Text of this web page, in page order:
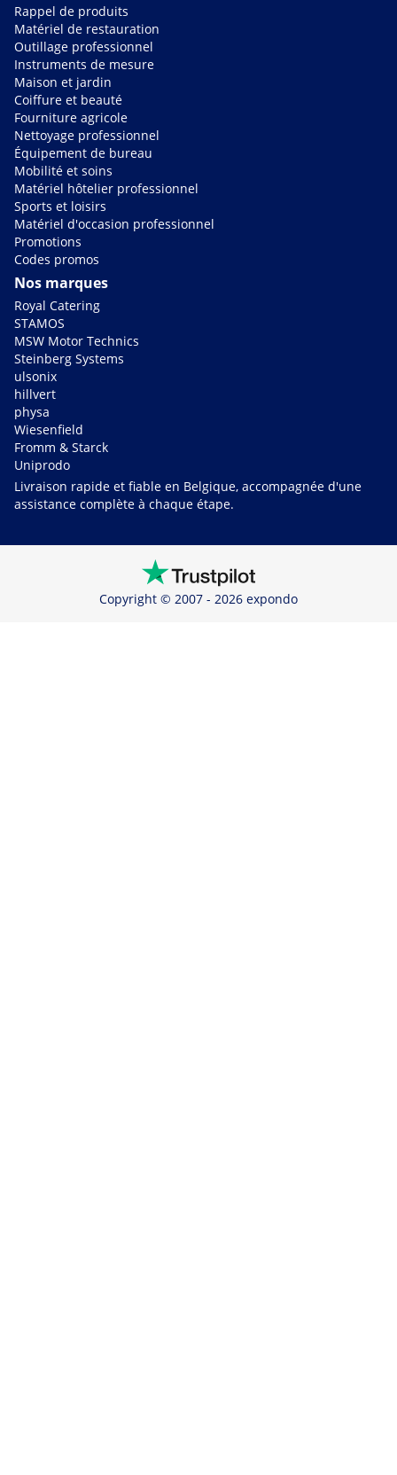
Rappel de produits
Matériel de restauration
Outillage professionnel
Instruments de mesure
Maison et jardin
Coiffure et beauté
Fourniture agricole
Nettoyage professionnel
Équipement de bureau
Mobilité et soins
Matériel hôtelier professionnel
Sports et loisirs
Matériel d'occasion professionnel
Promotions
Codes promos
Nos marques
Royal Catering
STAMOS
MSW Motor Technics
Steinberg Systems
ulsonix
hillvert
physa
Wiesenfield
Fromm & Starck
Uniprodo
Livraison rapide et fiable en Belgique, accompagnée d'une
assistance complète à chaque étape.
Copyright © 2007 - 2026 expondo